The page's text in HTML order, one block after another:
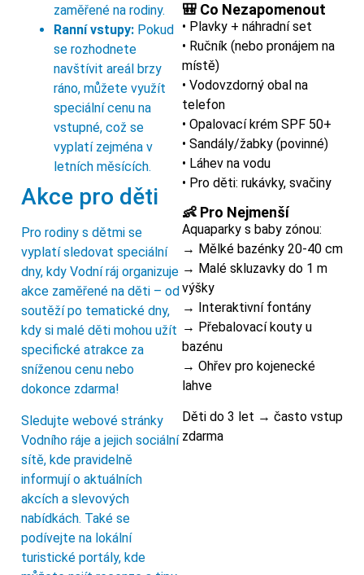
zaměřené na rodiny.
Ranní vstupy: Pokud
se rozhodnete
navštívit areál brzy
ráno, můžete využít
speciální cenu na
vstupné, což se
vyplatí zejména v
letních měsících.
Akce pro děti
Pro rodiny s dětmi se
vyplatí sledovat speciální
dny, kdy Vodní ráj organizuje
akce zaměřené na děti – od
soutěží po tematické dny,
kdy si malé děti mohou užít
specifické atrakce za
sníženou cenu nebo
dokonce zdarma!
Sledujte webové stránky
Vodního ráje a jejich sociální
sítě, kde pravidelně
informují o aktuálních
akcích a slevových
nabídkách. Také se
podívejte na lokální
turistické portály, kde
🎒 Co Nezapomenout
• Plavky + náhradní set
• Ručník (nebo pronájem na
místě)
• Vodovzdorný obal na
telefon
• Opalovací krém SPF 50+
• Sandály/žabky (povinné)
• Láhev na vodu
• Pro děti: rukávky, svačiny
👶 Pro Nejmenší
Aquaparky s baby zónou:
→ Mělké bazénky 20-40 cm
→ Malé skluzavky do 1 m
výšky
→ Interaktivní fontány
→ Přebalovací kouty u
bazénu
→ Ohřev pro kojenecké
lahve
Děti do 3 let → často vstup
zdarma